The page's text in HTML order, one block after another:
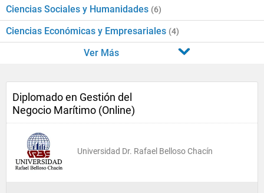
Ciencias Sociales y Humanidades (6)
Ciencias Económicas y Empresariales (4)
Ver Más
Diplomado en Gestión del
Negocio Marítimo (Online)
Universidad Dr. Rafael Belloso Chacín